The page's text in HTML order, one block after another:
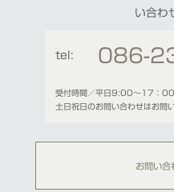
い合わ
tel: 086-
受付時間／平日9:00〜17：00
土日祝日のお問い合わせはお問
お問い合